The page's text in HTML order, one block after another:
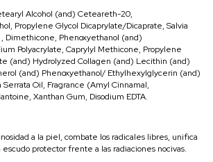
Alcohol (and) Ceteareth-20,
Propylene Glycol Dicaprylate/Dicaprate, Salvia
Dimethicone, Phenoxyethanol (and)
Polyacrylate, Caprylyl Methicone, Propylene
(and) Hydrolyzed Collagen (and) Lecithin (and)
(and) Phenoxyethanol/ Ethylhexylglycerin (and)
Oil, Fragrance (Amyl Cinnamal,
Xanthan Gum, Disodium EDTA.
a la piel, combate los radicales libres, unifica
protector frente a las radiaciones nocivas.